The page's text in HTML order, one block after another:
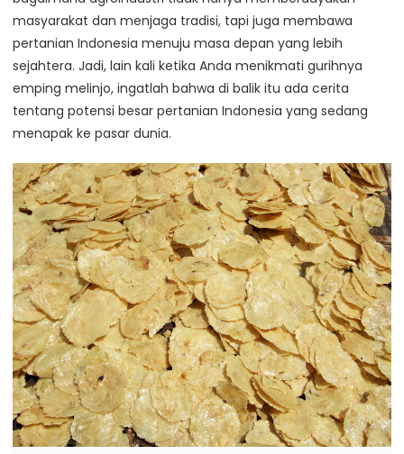
masyarakat dan menjaga tradisi, tapi juga membawa
pertanian Indonesia menuju masa depan yang lebih
sejahtera. Jadi, lain kali ketika Anda menikmati gurihnya
emping melinjo, ingatlah bahwa di balik itu ada cerita
tentang potensi besar pertanian Indonesia yang sedang
menapak ke pasar dunia.